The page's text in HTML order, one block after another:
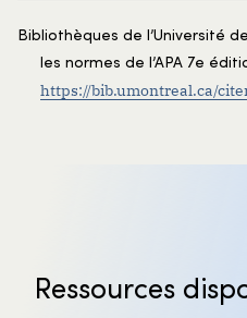
Bibliothèques de l’Université
les normes de l’APA 7e
https://bib.umontreal.ca/
Ressources